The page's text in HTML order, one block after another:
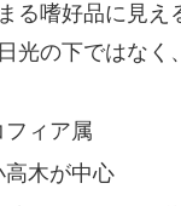
る嗜好品に見え
光の下ではなく
フィア属
木が中心